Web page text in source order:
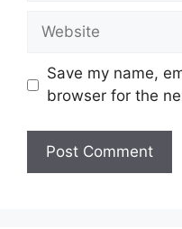
Website
Save my name,
browser for the